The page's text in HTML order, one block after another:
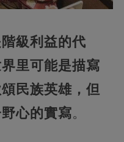
級利益的代
里可能是描寫
民族英雄，但
心的實寫。